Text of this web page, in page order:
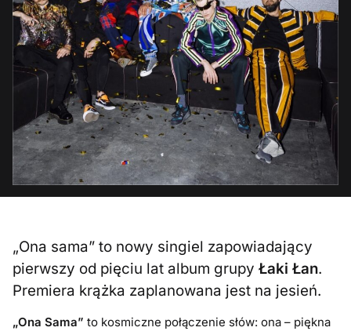
„Ona sama” to nowy singiel zapowiadający
pierwszy od pięciu lat album grupyŁaki Łan.
Premiera krążka zaplanowana jest na jesień.
„Ona Sama” to kosmiczne połączenie słów: ona – piękna